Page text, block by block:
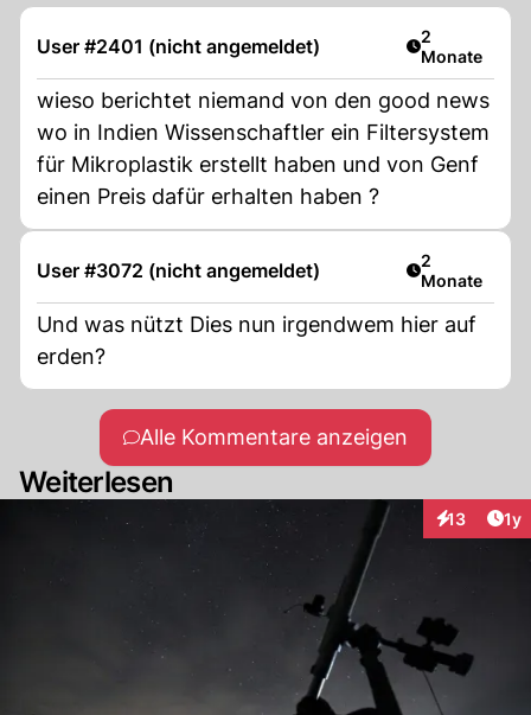
User #2401 (nicht angemeldet) Artikel
2
Monate
wieso berichtet niemand von den good news
wo in Indien Wissenschaftler ein Filtersystem
für Mikroplastik erstellt haben und von Genf
einen Preis dafür erhalten haben ?
User #3072 (nicht angemeldet) Artikel
2
Monate
Und was nützt Dies nun irgendwem hier auf
erden?
Alle Kommentare anzeigen
Weiterlesen
13 1y